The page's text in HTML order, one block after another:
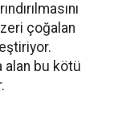
çoğalan
alan bu kötü